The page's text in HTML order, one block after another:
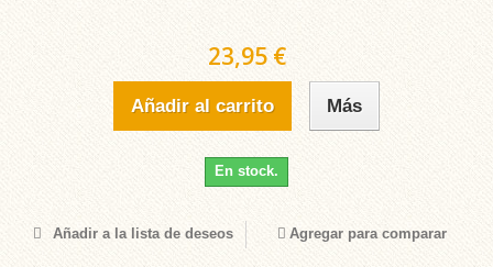
23,95 €
Añadir al carrito Más
En stock.
Añadir a la lista de deseos Agregar para comparar